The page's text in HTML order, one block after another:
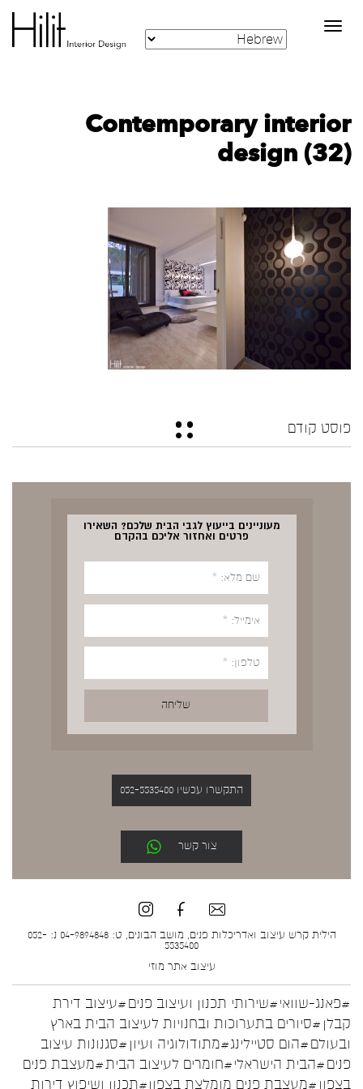
Toggle
navigation
Contemporary interior
design (32)
פוסט קודם
מעוניינים בייעוץ לגבי הבית שלכם? השאירו
פרטים ואחזור אליכם בהקדם
התקשרו עכשיו 052-5535400
צור קשר
הילית קרש עיצוב ואדריכלות פנים, מושב הבונים, ט: 04-9894848 נ: 052-
5535400
עיצוב אתר מוזי
#פאנג-שוואי#שירותי תכנון ועיצוב פנים#עיצוב דירת
קבלן #סיורים בתערוכות ובחנויות לעיצוב הבית בארץ
ובעולם#הום סטיילינג#מתודולוגיה ועיון #סגנונות עיצוב
פנים#הבית הישראלי#חומרים לעיצוב הבית#מעצבת פנים
בצפון #מעצבת פנים מומלצת בצפון#תכנון ושיפוץ דירות